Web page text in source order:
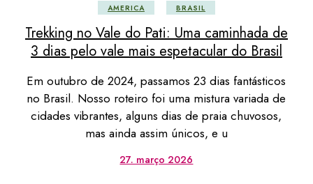
AMERICA BRASIL
Trekking no Vale do Pati: Uma caminhada de
3 dias pelo vale mais espetacular do Brasil
Em outubro de 2024, passamos 23 dias fantásticos
no Brasil. Nosso roteiro foi uma mistura variada de
cidades vibrantes, alguns dias de praia chuvosos,
mas ainda assim únicos, e u
27. março 2026